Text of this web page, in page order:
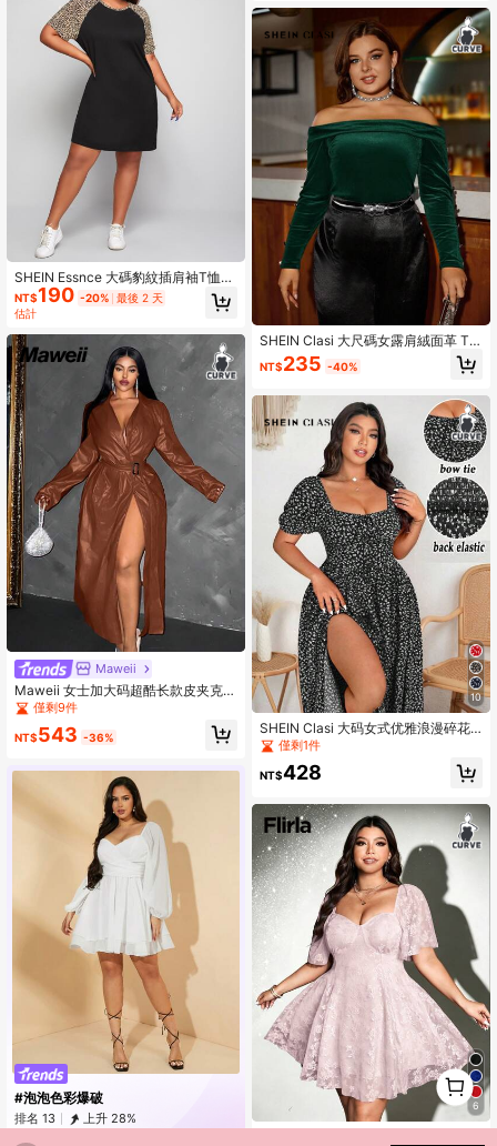
SHEIN Essnce 大碼豹紋插肩袖T恤洋
裝
NT$190 -20% 最後 2 天
估計
Maweii
Maweii 女士加大码超酷长款皮夹克，
宽松系带 PU 皮大衣
僅剩9件
NT$543 -36%
#泡泡色彩爆破
排名 13 上升 28%
SHEIN Clasi 大尺碼女露肩絨面革 T
NT$235 -40%
10
SHEIN Clasi 大码女式优雅浪漫碎花
蝴蝶结领高开衩泡泡袖时尚连衣裙，
春夏
僅剩1件
NT$428
6
1
0